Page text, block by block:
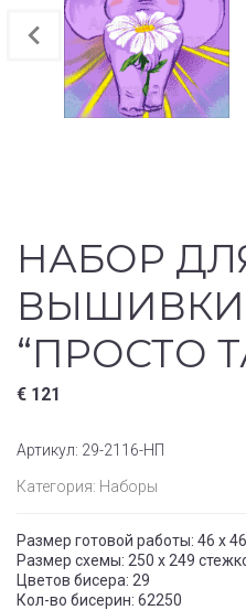
НАБОР
“ПРОСТО
€ 121
Артикул: 29-2116-НП
Категория: Наборы
Размер готовой работы: 46 x
Размер схемы: 250 x 249
Цветов бисера: 29
Кол-во бисерин: 62250